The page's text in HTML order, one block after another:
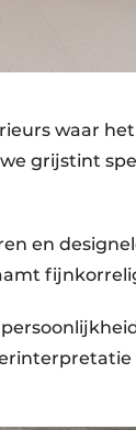
waar
grijstint
en